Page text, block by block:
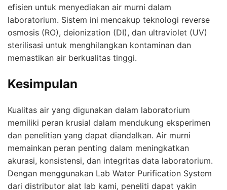
efisien untuk menyediakan air murni dalam
laboratorium. Sistem ini mencakup teknologi reverse
osmosis (RO), deionization (DI), dan ultraviolet (UV)
sterilisasi untuk menghilangkan kontaminan dan
memastikan air berkualitas tinggi.
Kesimpulan
Kualitas air yang digunakan dalam laboratorium
memiliki peran krusial dalam mendukung eksperimen
dan penelitian yang dapat diandalkan. Air murni
memainkan peran penting dalam meningkatkan
akurasi, konsistensi, dan integritas data laboratorium.
Dengan menggunakan Lab Water Purification System
dari distributor alat lab kami, peneliti dapat yakin